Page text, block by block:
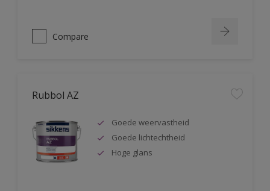
Compare
Rubbol AZ
Goede weervastheid
Goede lichtechtheid
Hoge glans